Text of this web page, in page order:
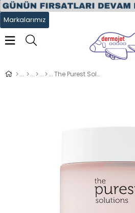
Markalarımız
The Purest Solutions Cleansing Balm 85 g